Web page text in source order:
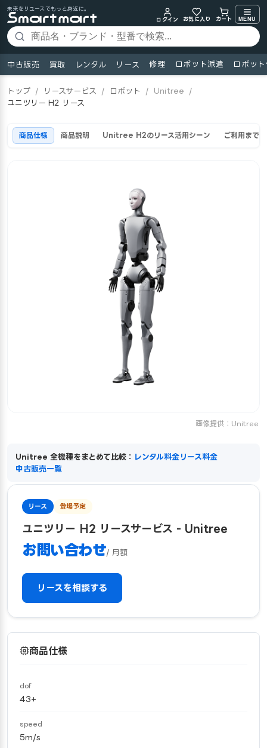
未来をリユースでもっと身近に。
ログイン
お気に入り カート MENU
中古販売 買取 レンタル リース 修理 ロボット派遣 ロボッ
トップ / リースサービス / ロボット / Unitree
/
ユニツリー H2 リース
商品仕様 商品説明 Unitree H2のリース活用シーン ご利用まで
画像提供：Unitree
Unitree 全機種をまとめて比較： レンタル料金 リース料金
中古販売一覧
リース 登場予定
ユニツリー H2 リースサービス - Unitree
お問い合わせ/ 月額
リースを相談する
商品仕様
dof
43+
speed
5m/s